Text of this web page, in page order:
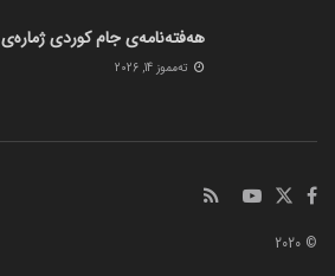
هەفتەنامەی جام کوردی ژمارەی 431
ته‌مموز 14, 2026
© 2020